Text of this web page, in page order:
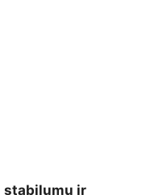
stabilumu ir